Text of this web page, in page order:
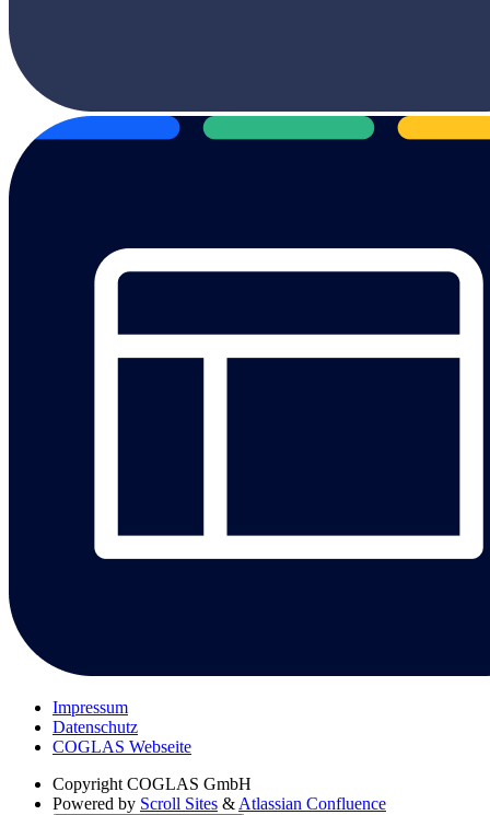
Impressum
Datenschutz
COGLAS Webseite
Copyright COGLAS GmbH
Powered by Scroll Sites & Atlassian Confluence